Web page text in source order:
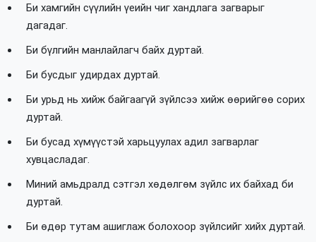
Би хамгийн сүүлийн үеийн чиг хандлага загварыг
дагадаг.
Би бүлгийн манлайлагч байх дуртай.
Би бусдыг удирдах дуртай.
Би урьд нь хийж байгаагүй зүйлсээ хийж өөрийгөө сорих
дуртай.
Би бусад хүмүүстэй харьцуулах адил загварлаг
хувцасладаг.
Миний амьдралд сэтгэл хөдөлгөм зүйлс их байхад би
дуртай.
Би өдөр тутам ашиглаж болохоор зүйлсийг хийх дуртай.